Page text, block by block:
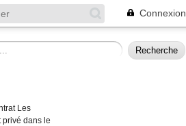
Connexion
Les
dans le